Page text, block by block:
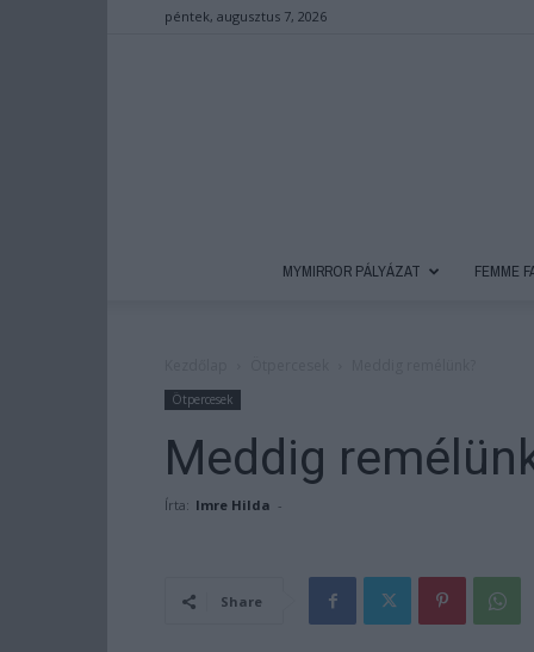
péntek, augusztus 7, 2026
MYMIRROR PÁLYÁZAT FEMME
Ötpercesek
Meddig
Írta: Imre Hilda -
Share